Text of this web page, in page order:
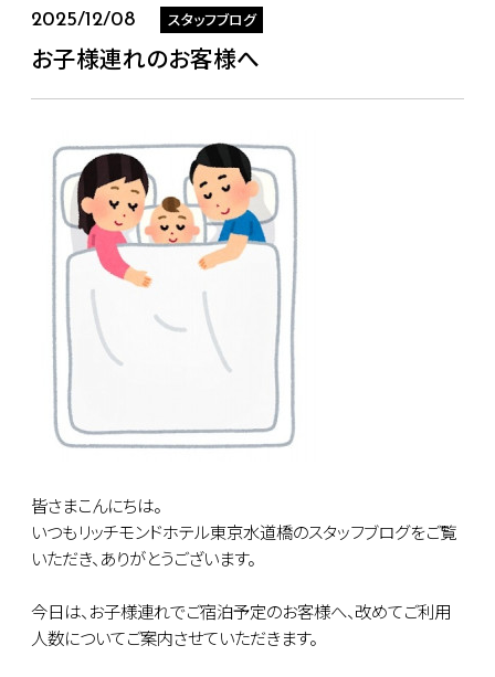
2025/12/08 スタッフブログ
お子様連れのお客様へ
皆さまこんにちは。
いつもリッチモンドホテル東京水道橋のスタッフブログをご覧
いただき、ありがとうございます。
今日は、お子様連れでご宿泊予定のお客様へ、改めてご利用
人数についてご案内させていただきます。